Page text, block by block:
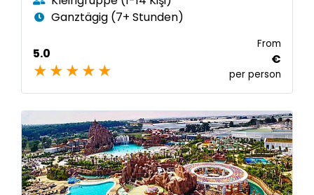
Ganztägig (7+ Stunden)
5.0
From
€
per person